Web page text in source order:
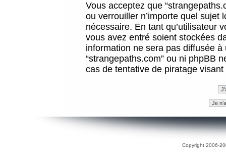
Vous acceptez que
ou verrouiller n’importe quel sujet
nécessaire. En tant qu’utilisateur
vous avez entré soient stockées
information ne sera pas diffusée
“strangepaths.com” ou ni phpBB
cas de tentative de piratage
Copyright 2006-